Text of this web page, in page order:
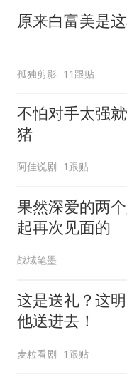
原来白富美是
孤独剪影 11跟贴
不怕对手太强
猪
阿佳说剧 1跟贴
果然深爱的两
起再次见面的
战域笔墨
这是送礼？这
他送进去！
麦粒看剧 1跟贴